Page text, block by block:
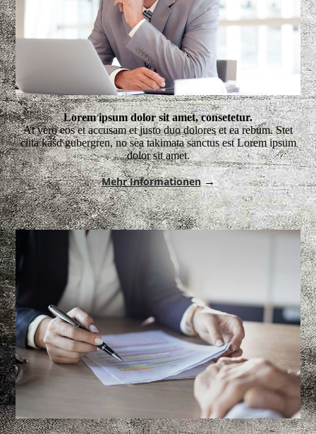
Lorem ipsum dolor sit amet, consetetur.
At vero eos et accusam et justo duo dolores et ea rebum. Stet
clita kasd gubergren, no sea takimata sanctus est Lorem ipsum
dolor sit amet.
Mehr Informationen →